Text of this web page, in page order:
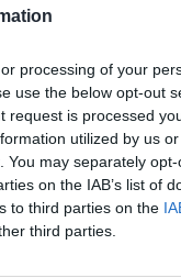
processing of your
use the below opt-out
request is processed
utilized by us
may separately
on the IAB’s list of
to third parties on the
third parties.